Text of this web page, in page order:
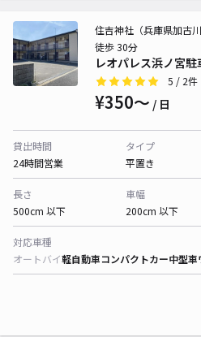
レオパレス浜ノ宮駐
住吉神社（兵庫県加古
徒歩 30分
5 / 2件
¥350〜 / 日
貸出時間
24時間営業
タイプ
平置き
長さ
500cm 以下
車幅
200cm 以下
対応車種
オートバイ軽自動車コンパクトカー中型車